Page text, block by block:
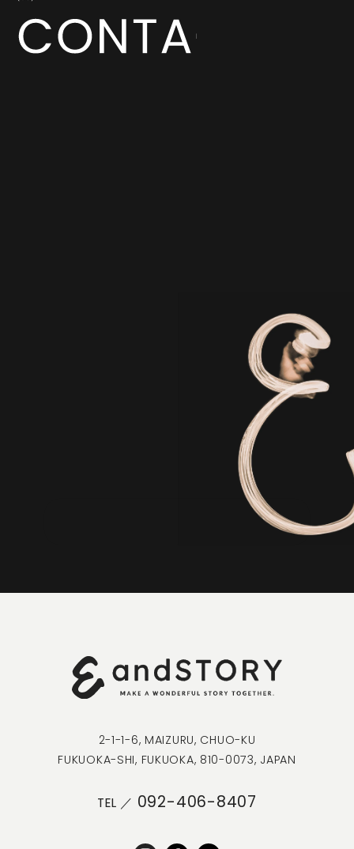
I look forward to the inquiry from a company, all of you of the
Please fill in thought and the problem to your business,
service, product, request contents in an inquiry form.
At first we suggest the most suitable strategy, tactics plan.
2-1-1-6, MAIZURU, CHUO-KU
FUKUOKA-SHI, FUKUOKA, 810-0073, JAPAN
TEL ／ 092-406-8407